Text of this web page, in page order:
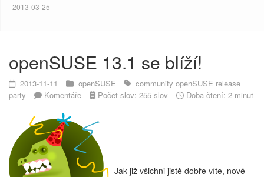
2013-03-25
openSUSE 13.1 se blíží!
2013-11-11 openSUSE community openSUSE release
party
Komentáře Počet slov: 255 slov Doba čtení: 2 minut
Jak již všichni jistě dobře víte, nové